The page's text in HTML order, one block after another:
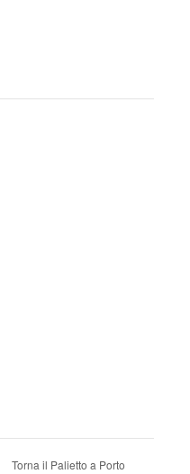
Torna il Palietto a Porto